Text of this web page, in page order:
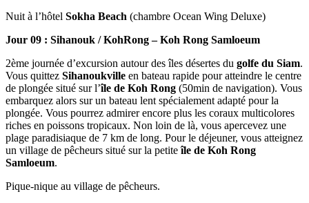
Nuit à l’hôtel Sokha Beach (chambre Ocean Wing Deluxe)
Jour 09 : Sihanouk / KohRong – Koh Rong Samloeum
2ème journée d’excursion autour des îles désertes du golfe du Siam.
Vous quittez Sihanoukville en bateau rapide pour atteindre le centre
de plongée situé sur l’île de Koh Rong (50min de navigation). Vous
embarquez alors sur un bateau lent spécialement adapté pour la
plongée. Vous pourrez admirer encore plus les coraux multicolores
riches en poissons tropicaux. Non loin de là, vous apercevez une
plage paradisiaque de 7 km de long. Pour le déjeuner, vous atteignez
un village de pêcheurs situé sur la petiteîle de Koh Rong
Samloeum.
Pique-nique au village de pêcheurs.